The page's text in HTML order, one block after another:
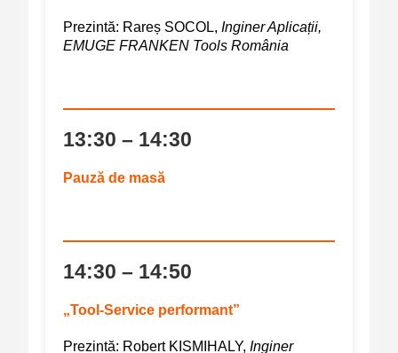
Prezintă: Rareș SOCOL, Inginer Aplicații,
EMUGE FRANKEN Tools România
13:30 – 14:30
Pauză de masă
14:30 – 14:50
„Tool-Service performant”
Prezintă: Robert KISMIHALY, Inginer